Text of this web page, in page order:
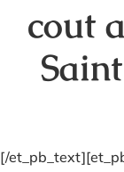
cout
[/